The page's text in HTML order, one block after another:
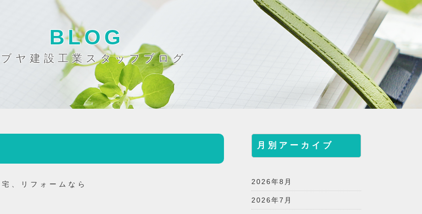
BLOG
ヤ建設工業スタッフブログ
、リフォームなら
月別アーカイブ
2026年8月
2026年7月